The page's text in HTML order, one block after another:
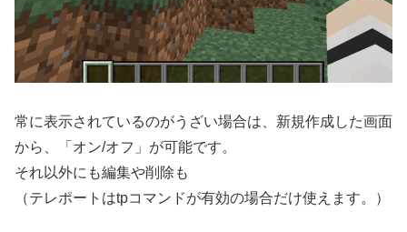
常に表示されているのがうざい場合は、新規作成した画面
から、「オン/オフ」が可能です。
それ以外にも編集や削除も
（テレポートはtpコマンドが有効の場合だけ使えます。）